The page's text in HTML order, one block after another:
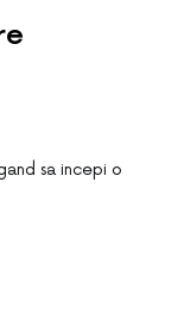
sa incepi o